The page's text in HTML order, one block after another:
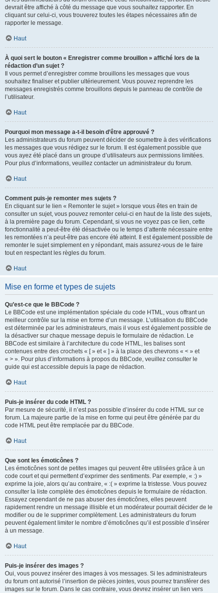
devrait être affiché à côté du message que vous souhaitez rapporter. En
cliquant sur celui-ci, vous trouverez toutes les étapes nécessaires afin de
rapporter le message.
Haut
À quoi sert le bouton « Enregistrer comme brouillon » affiché lors de la
rédaction d’un sujet ?
Il vous permet d’enregistrer comme brouillons les messages que vous
souhaitez finaliser et publier ultérieurement. Vous pouvez reprendre les
messages enregistrés comme brouillons depuis le panneau de contrôle de
l’utilisateur.
Haut
Pourquoi mon message a-t-il besoin d’être approuvé ?
Les administrateurs du forum peuvent décider de soumettre à des vérifications
les messages que vous rédigez sur le forum. Il est également possible que
vous ayez été placé dans un groupe d’utilisateurs aux permissions limitées.
Pour plus d’informations, veuillez contacter un administrateur du forum.
Haut
Comment puis-je remonter mes sujets ?
En cliquant sur le lien « Remonter le sujet » lorsque vous êtes en train de
consulter un sujet, vous pouvez remonter celui-ci en haut de la liste des sujets,
à la première page du forum. Cependant, si vous ne voyez pas ce lien, cette
fonctionnalité a peut-être été désactivée ou le temps d’attente nécessaire entre
les remontées n’a peut-être pas encore été atteint. Il est également possible de
remonter le sujet simplement en y répondant, mais assurez-vous de le faire
tout en respectant les règles du forum.
Haut
Mise en forme et types de sujets
Qu’est-ce que le BBCode ?
Le BBCode est une implémentation spéciale du code HTML, vous offrant un
meilleur contrôle sur la mise en forme d’un message. L’utilisation du BBCode
est déterminée par les administrateurs, mais il vous est également possible de
la désactiver sur chaque message depuis le formulaire de rédaction. Le
BBCode est similaire à l’architecture du code HTML, les balises sont
contenues entre des crochets « [ » et « ] » à la place des chevrons « < » et
« > ». Pour plus d’informations à propos du BBCode, veuillez consulter le
guide qui est accessible depuis la page de rédaction.
Haut
Puis-je insérer du code HTML ?
Par mesure de sécurité, il n’est pas possible d’insérer du code HTML sur ce
forum. La majeure partie de la mise en forme qui peut être générée par du
code HTML peut être remplacée par du BBCode.
Haut
Que sont les émoticônes ?
Les émoticônes sont de petites images qui peuvent être utilisées grâce à un
code court et qui permettent d’exprimer des sentiments. Par exemple, « :) »
exprime la joie, alors qu’au contraire, « :( » exprime la tristesse. Vous pouvez
consulter la liste complète des émoticônes depuis le formulaire de rédaction.
Essayez cependant de ne pas abuser des émoticônes, elles peuvent
rapidement rendre un message illisible et un modérateur pourrait décider de le
modifier ou de le supprimer complètement. Les administrateurs du forum
peuvent également limiter le nombre d’émoticônes qu’il est possible d’insérer
à un message.
Haut
Puis-je insérer des images ?
Oui, vous pouvez insérer des images à vos messages. Si les administrateurs
du forum ont autorisé l’insertion de pièces jointes, vous pourrez transférer des
images sur le forum. Dans le cas contraire, vous devrez insérer un lien vers